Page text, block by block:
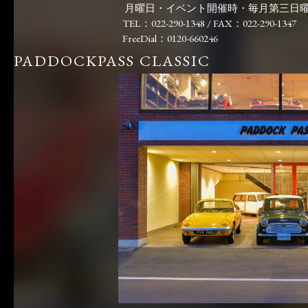
月曜日・イベント開催時・毎月第三日
TEL：022-290-1348 / FAX：022-290-1347
FreeDial：0120-660246
PADDOCKPASS CLASSIC